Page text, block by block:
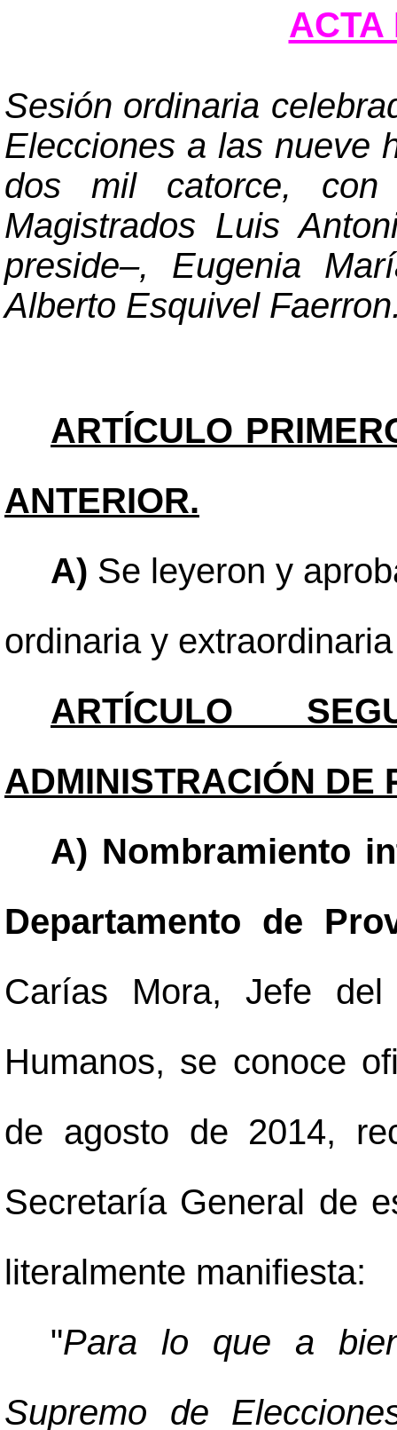
ACTA
Sesión ordinaria
Elecciones a las nueve
dos mil catorce, con
Magistrados Luis
preside–, Eugenia
Alberto Esquivel
ARTÍCULO
ANTERIOR.
A) Se leyeron y
ordinaria y
ARTÍCULO
ADMINISTRACIÓN DE
A) Nombramiento
Departamento de
Carías Mora, Jefe del
Humanos, se conoce
de agosto de 2014,
Secretaría General de
literalmente manifiesta:
"Para lo que a
Supremo de